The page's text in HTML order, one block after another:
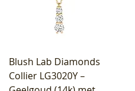
Blush Lab Diamonds
Collier LG3020Y –